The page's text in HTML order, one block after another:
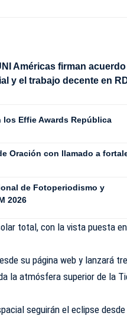
Américas firman
y el trabajo decente en
Effie Awards República
Oración con llamado a
de Fotoperiodismo y
2026
total, con la vista puesta
su página web y lanzará
la atmósfera superior de la
seguirán el eclipse